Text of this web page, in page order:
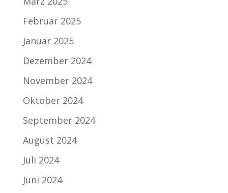
Februar 2025
Januar 2025
Dezember 2024
November 2024
Oktober 2024
September 2024
August 2024
Juli 2024
Juni 2024